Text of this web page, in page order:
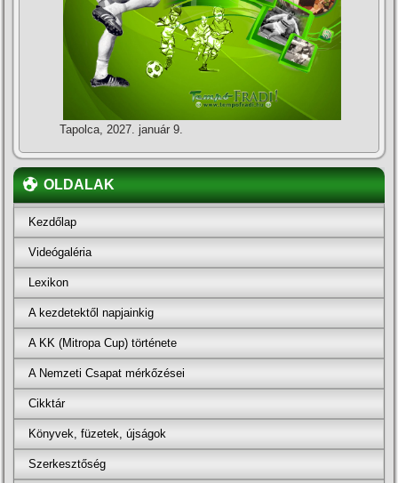
Tapolca, 2027. január 9.
OLDALAK
Kezdőlap
Videógaléria
Lexikon
A kezdetektől napjainkig
A KK (Mitropa Cup) története
A Nemzeti Csapat mérkőzései
Cikktár
Könyvek, füzetek, újságok
Szerkesztőség